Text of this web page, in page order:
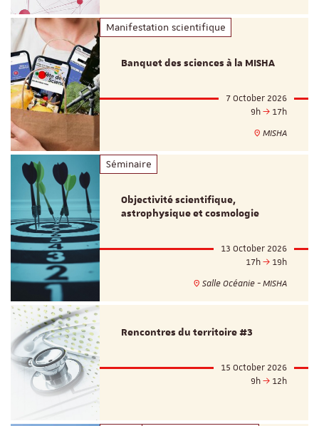
Manifestation scientifique
Banquet des sciences à la MISHA
7 October 2026
9h
17h
MISHA
Séminaire
Objectivité scientifique,
astrophysique et cosmologie
13 October 2026
17h
19h
Salle Océanie - MISHA
Rencontres du territoire #3
15 October 2026
9h
12h